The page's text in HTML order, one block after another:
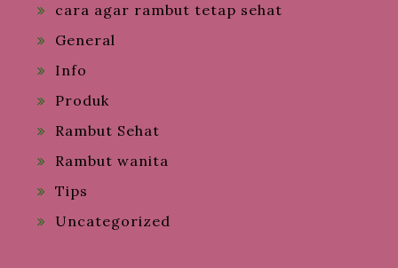
cara agar rambut tetap sehat
General
Info
Produk
Rambut Sehat
Rambut wanita
Tips
Uncategorized